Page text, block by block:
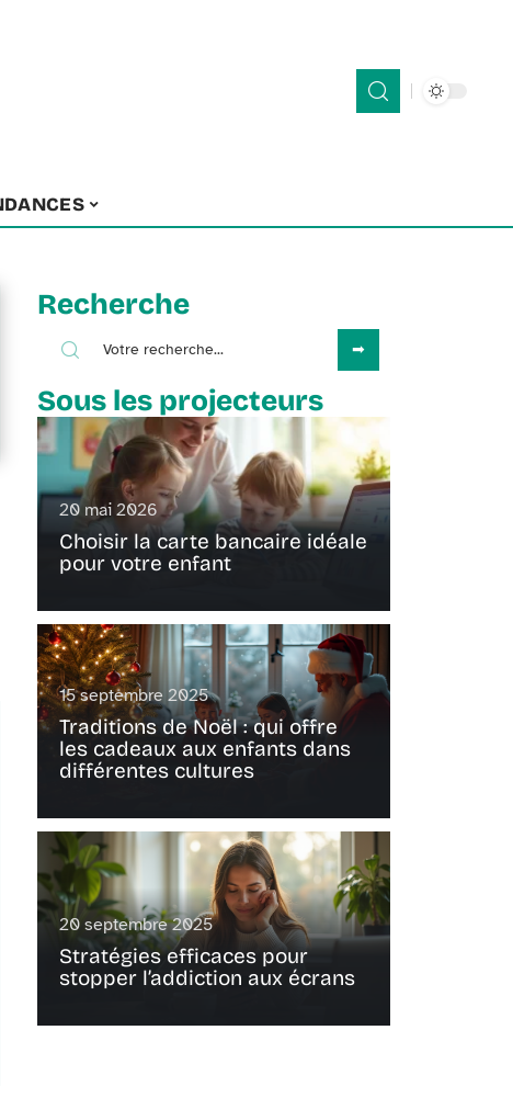
Recherche
Sous les projecteurs
20 mai 2026
Choisir la carte bancaire idéale
pour votre enfant
15 septembre 2025
Traditions de Noël : qui offre
les cadeaux aux enfants dans
différentes cultures
20 septembre 2025
Stratégies efficaces pour
stopper l’addiction aux écrans